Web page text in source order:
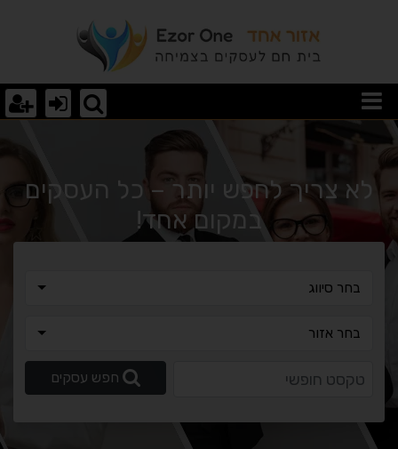
תוצאות חיפוש
לא צריך לחפש יותר – כל העסקים
במקום אחד!
בחר סיווג
בחר אזור
חפש עסקים